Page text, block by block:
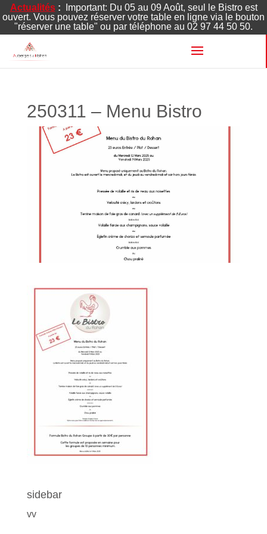
Actualités: Important: Du 05 au 09 Août, seul le Bistro est
ouvert. Vous pouvez réserver votre table en ligne via le bouton
"réserver une table" ou par téléphone au 02 97 44 50 50.
250311 – Menu Bistro
sidebar
vv